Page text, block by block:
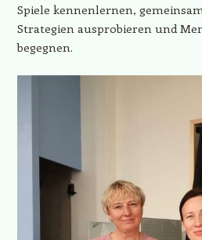
Spiele kennenlernen,
Strategien ausprobieren und
begegnen.